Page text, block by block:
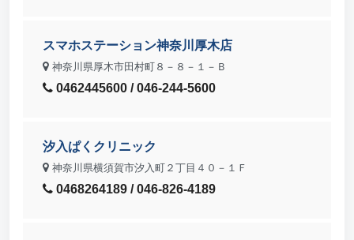
スマホステーション神奈川厚木店
神奈川県厚木市田村町８－８－１－Ｂ
0462445600 / 046-244-5600
汐入ぱくクリニック
神奈川県横須賀市汐入町２丁目４０－１Ｆ
0468264189 / 046-826-4189